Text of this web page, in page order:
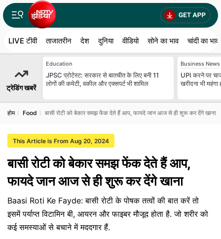
LIVE टीवी ताजातरीन देश दुनिया वीडियो सोने का भाव चांदी का भाव
ट्रेडिंग खबरें
Education
JPSC प्रोटेस्ट: सरकार से बातचीत के लिए बनी 11
लोगों की कमेटी, वकील और एक्सपर्ट भी शामिल
Business News
UPI करने पर
खरीदना भी महंगा
होम Food बासी रोटी को बेकार समझ फेंक देते हैं आप, फायदे जान आज से ही शुरू कर देंगे खाना
This Article is From Aug 20, 2024
बासी रोटी को बेकार समझ फेंक देते हैं आप,
फायदे जान आज से ही शुरू कर देंगे खाना
Baasi Roti Ke Fayde: बासी रोटी के पोषक तत्वों की बात करें तो
इसमें पर्याप्‍त व‍िटाम‍िन बी, आयरन और फाइबर मौजूद होता है. जो शरीर को
कई समस्याओं से बचाने में मददगार हैं.